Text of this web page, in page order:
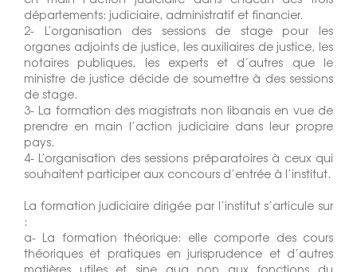
départements: judiciaire, administratif et financier.
2- L’organisation des sessions de stage pour les
organes adjoints de justice, les auxiliaires de justice, les
notaires publiques, les experts et d’autres que le
ministre de justice décide de soumettre à des sessions
de stage.
3- La formation des magistrats non libanais en vue de
prendre en main l’action judiciaire dans leur propre
pays.
4- L’organisation des sessions préparatoires à ceux qui
souhaitent participer aux concours d’entrée à l’institut.
La formation judiciaire dirigée par l’institut s’articule sur
:
a- La formation théorique: elle comporte des cours
théoriques et pratiques en jurisprudence et d’autres
matières utiles et sine qua non aux fonctions du